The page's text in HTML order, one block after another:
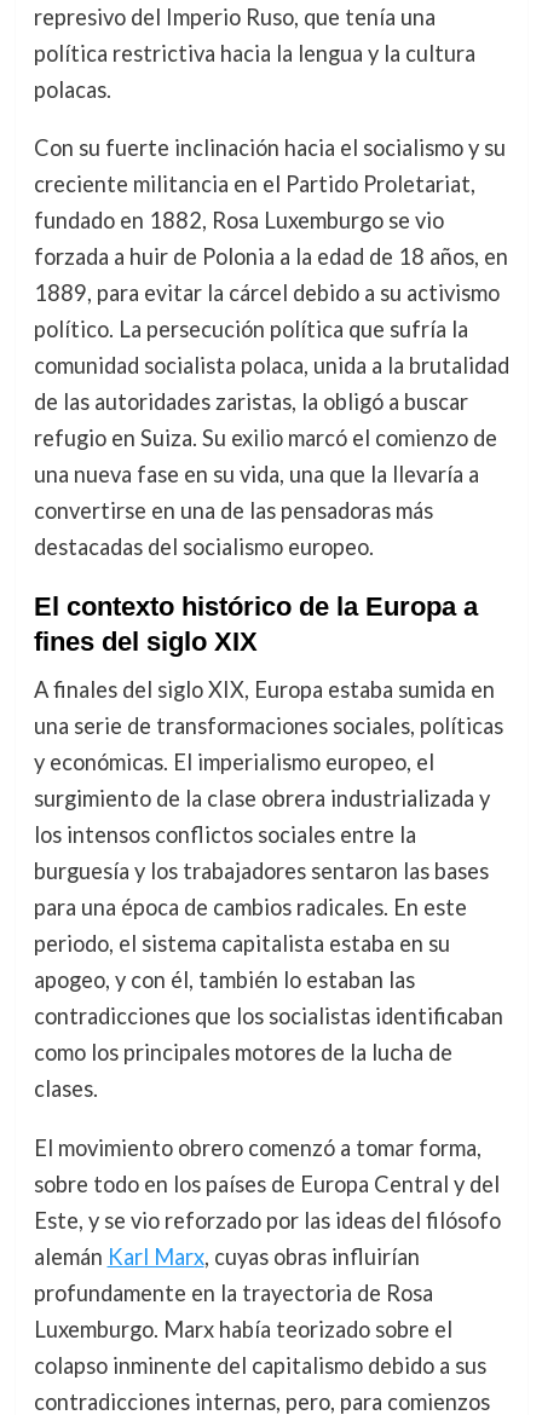
represivo del Imperio Ruso, que tenía una
política restrictiva hacia la lengua y la cultura
polacas.
Con su fuerte inclinación hacia el socialismo y su
creciente militancia en el Partido Proletariat,
fundado en 1882, Rosa Luxemburgo se vio
forzada a huir de Polonia a la edad de 18 años, en
1889, para evitar la cárcel debido a su activismo
político. La persecución política que sufría la
comunidad socialista polaca, unida a la brutalidad
de las autoridades zaristas, la obligó a buscar
refugio en Suiza. Su exilio marcó el comienzo de
una nueva fase en su vida, una que la llevaría a
convertirse en una de las pensadoras más
destacadas del socialismo europeo.
El contexto histórico de la Europa a
fines del siglo XIX
A finales del siglo XIX, Europa estaba sumida en
una serie de transformaciones sociales, políticas
y económicas. El imperialismo europeo, el
surgimiento de la clase obrera industrializada y
los intensos conflictos sociales entre la
burguesía y los trabajadores sentaron las bases
para una época de cambios radicales. En este
periodo, el sistema capitalista estaba en su
apogeo, y con él, también lo estaban las
contradicciones que los socialistas identificaban
como los principales motores de la lucha de
clases.
El movimiento obrero comenzó a tomar forma,
sobre todo en los países de Europa Central y del
Este, y se vio reforzado por las ideas del filósofo
alemán Karl Marx, cuyas obras influirían
profundamente en la trayectoria de Rosa
Luxemburgo. Marx había teorizado sobre el
colapso inminente del capitalismo debido a sus
contradicciones internas, pero, para comienzos